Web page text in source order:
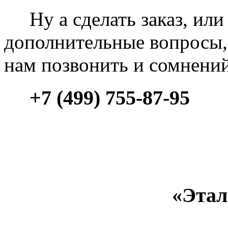
Ну а сделать заказ, или
дополнительные вопросы,
нам позвонить и
+7 (499) 755-87-95